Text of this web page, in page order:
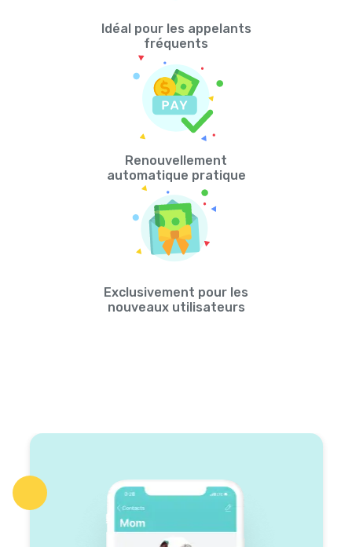
Idéal pour les appelants
fréquents
Renouvellement
automatique pratique
Exclusivement pour les
nouveaux utilisateurs